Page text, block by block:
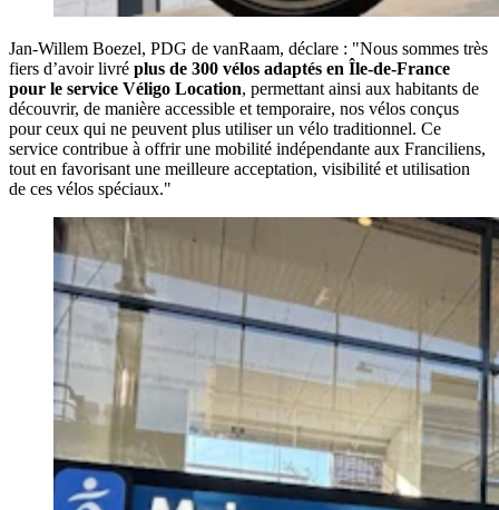
Jan-Willem Boezel, PDG de vanRaam, déclare : "Nous sommes très
fiers d’avoir livré plus de 300 vélos adaptés en Île-de-France
pour le service Véligo Location, permettant ainsi aux habitants de
découvrir, de manière accessible et temporaire, nos vélos conçus
pour ceux qui ne peuvent plus utiliser un vélo traditionnel. Ce
service contribue à offrir une mobilité indépendante aux Franciliens,
tout en favorisant une meilleure acceptation, visibilité et utilisation
de ces vélos spéciaux."